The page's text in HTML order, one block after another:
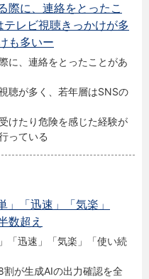
際に、連絡をとったこ
レビ視聴きっかけが多
も多いー
に、連絡をとったことがあ
聴が多く、若年層はSNSの
けたり危険を感じた経験が
っている
「迅速」「気楽」
数超え
「迅速」「気楽」「使い続
割が生成AIの出力確認を全